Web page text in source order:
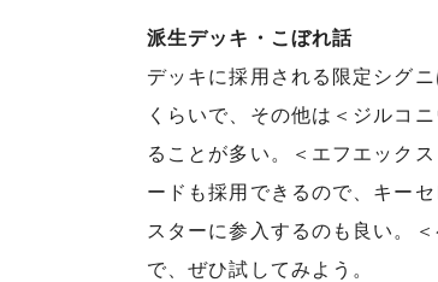
派生デッキ・こぼれ話
デッキに採用される限定シグ
くらいで、その他は＜ジルコ
ることが多い。＜エフエック
ードも採用できるので、キー
スターに参入するのも良い。
で、ぜひ試してみよう。